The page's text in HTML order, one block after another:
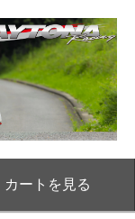
カートを見る